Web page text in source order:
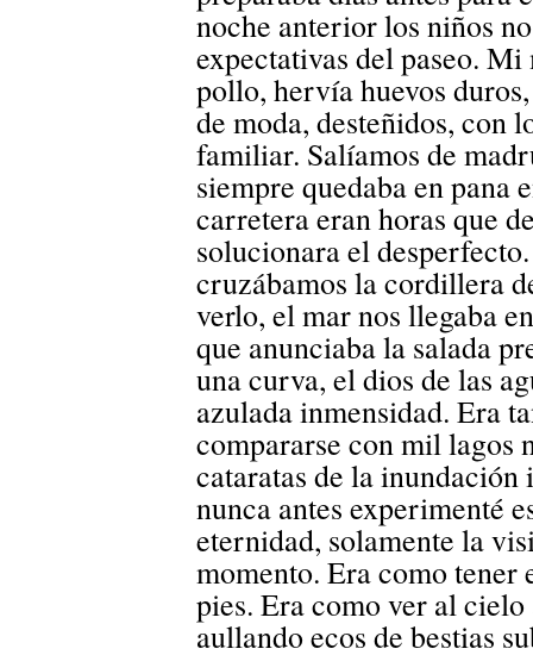
noche anterior los niños
expectativas del paseo.
pollo, hervía huevos
de moda, desteñidos, con
familiar. Salíamos de
siempre quedaba en
carretera eran horas que
solucionara el
cruzábamos la cordillera
verlo, el mar nos llegaba
que anunciaba la salada
una curva, el dios de las
azulada inmensidad. Era
compararse con mil lagos
cataratas de la inundación
nunca antes experimenté
eternidad, solamente la
momento. Era como
pies. Era como ver al
aullando ecos de bestias